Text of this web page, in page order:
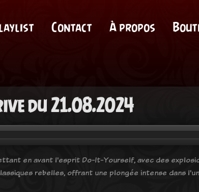
Contact À propos
du 21.08.2024
en avant l'esprit Do-It-Yourself, avec des
rebelles, offrant une plongée intense dans